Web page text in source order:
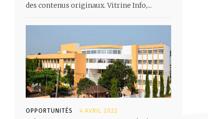
des contenus originaux. Vitrine Info,...
OPPORTUNITÉS 4 AVRIL 2022